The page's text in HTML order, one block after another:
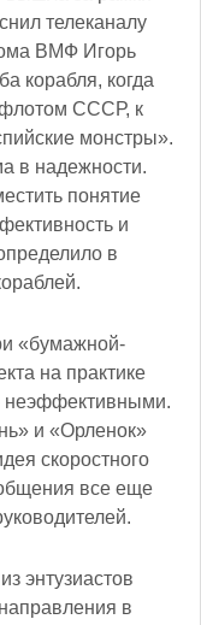
телеканалу
ВМФ Игорь
корабля, когда
СССР, к
монстры».
в надежности.
понятие
и
в
«бумажной-
на практике
неэффективными.
и «Орленок»
скоростного
все еще
энтузиастов
в